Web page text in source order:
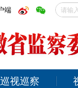
端
巡视巡察